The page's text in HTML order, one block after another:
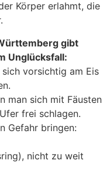
Körper erlahmt, die
gibt
Unglücksfall:
vorsichtig am Eis
man sich mit Fäusten
frei schlagen.
Gefahr bringen:
nicht zu weit